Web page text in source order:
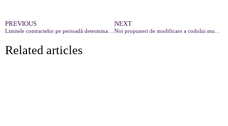
PREVIOUS
Limitele contractelor pe perioadă determinată referitoare la numărul maxim, durată maximă, posibilitatea prelungirii
NEXT
Noi propuneri de modificare a codului muncii – munca prin agent de munca temporara și concediul de odihnă
Related articles